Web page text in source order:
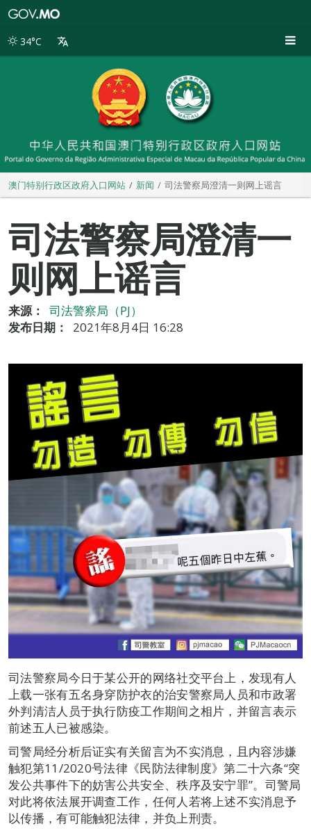
别
34°C
澳门特别行政区政府入口网站 新闻 司法警察局澄清一则网上谣言
司法警察局澄清一
则网上谣言
来源：
司法警察局（PJ）
发布日期：
2021年8月4日 16:28
司法警察局今日于某公开的网络社交平台上，发现有人
上载一张有五名身穿防护衣的治安警察局人员和巿政署
外判清洁人员于执行防疫工作期间之相片，并留言表示
前述五人已被感染。
司警局经分析后证实有关留言为不实消息，且内容涉嫌
触犯第11/2020号法律《民防法律制度》第二十六条“突
发公共事件下的妨害公共安全、秩序及安宁罪”。司警局
对此将依法展开调查工作，任何人若将上述不实消息予
以传播，有可能触犯法律，并负上刑责。